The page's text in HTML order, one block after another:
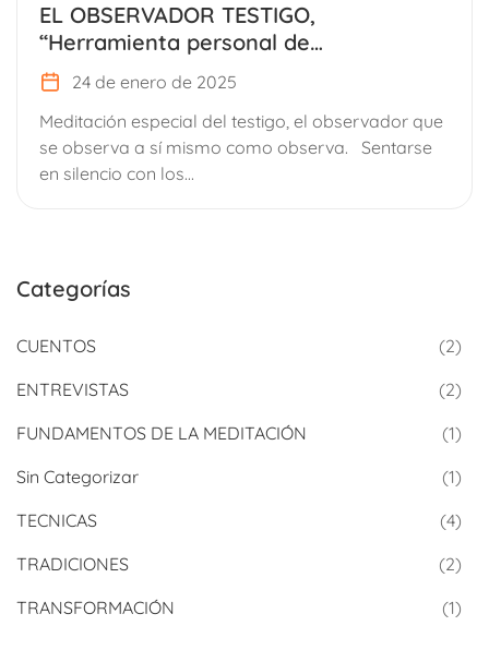
EL OBSERVADOR TESTIGO,
“Herramienta personal de
autoconocimiento y desarrollo
interno”.
24 de enero de 2025
Meditación especial del testigo, el observador que
se observa a sí mismo como observa. Sentarse
en silencio con los...
Categorías
CUENTOS
(2)
ENTREVISTAS
(2)
FUNDAMENTOS DE LA MEDITACIÓN
(1)
Sin Categorizar
(1)
TECNICAS
(4)
TRADICIONES
(2)
TRANSFORMACIÓN
(1)